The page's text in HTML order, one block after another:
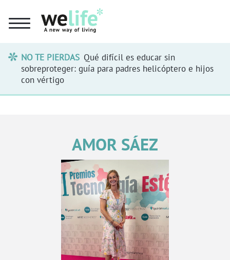
NO TE PIERDAS Qué difícil es educar sin
sobreproteger: guía para padres helicóptero e hijos
con vértigo
AMOR SÁEZ